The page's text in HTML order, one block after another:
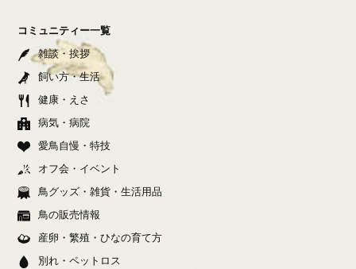
コミュニティー一覧
雑談・挨拶
飼い方・生活
健康・えさ
病気・病院
愛鳥自慢・特技
オフ会・イベント
鳥グッズ・雑貨・生活用品
鳥の販売情報
産卵・繁殖・ひなの育て方
別れ・ペットロス